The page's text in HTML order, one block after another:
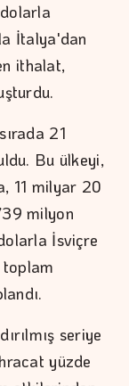
İtalya'dan
ithalat,
21
Bu ülkeyi,
11 milyar 20
milyon
İsviçre
seriye
yüzde